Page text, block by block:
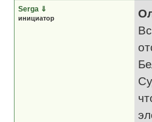
Serga ⇓
инициатор